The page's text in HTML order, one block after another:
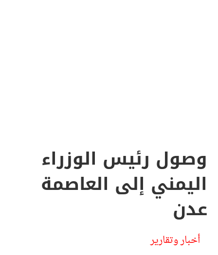
وصول رئيس الوزراء
اليمني إلى العاصمة
عدن
أخبار وتقارير